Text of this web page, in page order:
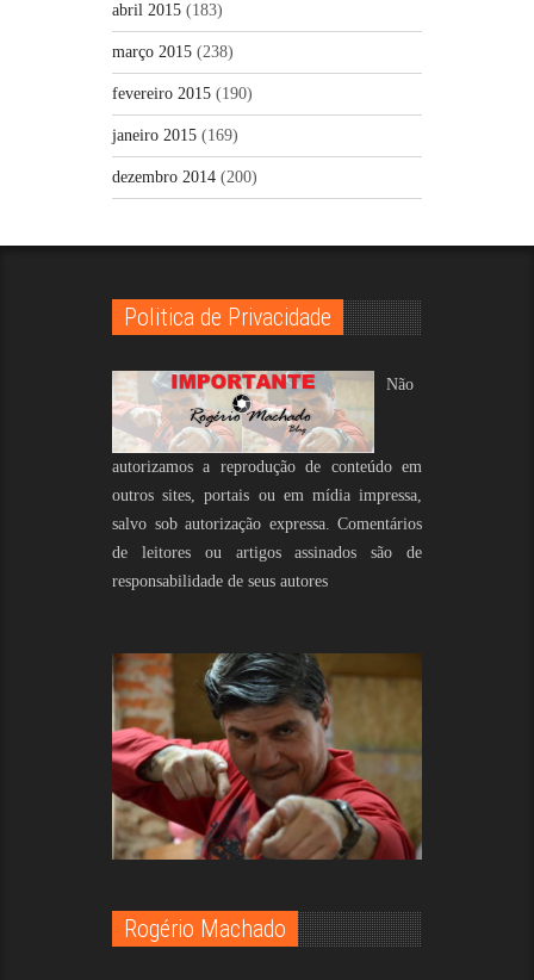
abril 2015 (183)
março 2015 (238)
fevereiro 2015 (190)
janeiro 2015 (169)
dezembro 2014 (200)
Politica de Privacidade
Não
autorizamos a reprodução de conteúdo em
outros sites, portais ou em mídia impressa,
salvo sob autorização expressa. Comentários
de leitores ou artigos assinados são de
responsabilidade de seus autores
Rogério Machado